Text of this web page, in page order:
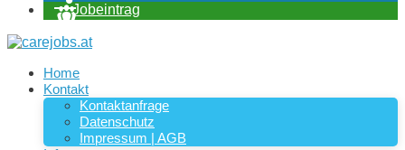
Jobeintrag
Home
Kontakt
Kontaktanfrage
Datenschutz
Impressum | AGB